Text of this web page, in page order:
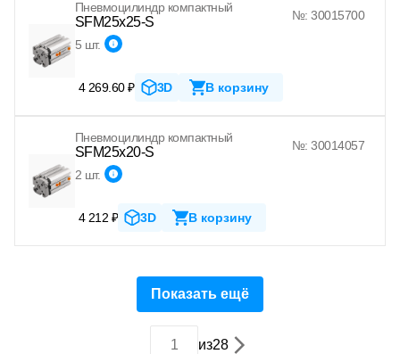
Пневмоцилиндр компактный
SFM25x25-S №: 30015700
5 шт.
4 269.60 ₽ 3D В корзину
Пневмоцилиндр компактный
SFM25x20-S №: 30014057
2 шт.
4 212 ₽ 3D В корзину
Показать ещё
из28